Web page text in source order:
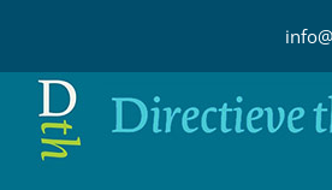
inhoud